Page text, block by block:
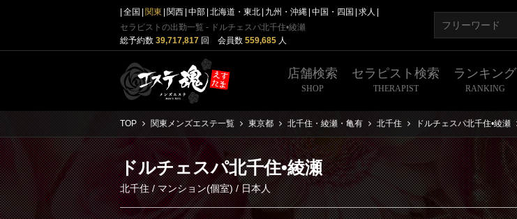
全国 関東 関西 中部 北海道・東北 九州・沖縄 中国・四国
求人
セラピストの出勤一覧 - ドルチェスパ北千住•綾瀬
総予約数 39,717,817 回 会員数 559,685 人
店舗検索
SHOP
セラピスト検索
THERAPIST
ランキング
RANKING
TOP 関東メンズエステ一覧 東京都 北千住・綾瀬・亀有 北千住 ドルチェスパ北千住•綾瀬
ドルチェスパ北千住•綾瀬
北千住/マンション(個室)/ 日本人